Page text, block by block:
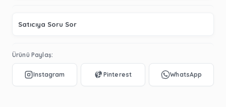
Satıcıya Soru Sor
Ürünü Paylaş: